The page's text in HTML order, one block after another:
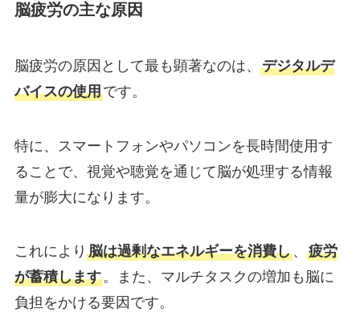
脳疲労の主な原因
脳疲労の原因として最も顕著なのは、 デジタルデ
バイスの使用です。
特に、スマートフォンやパソコンを長時間使用す
ることで、視覚や聴覚を通じて脳が処理する情報
量が膨大になります。
これにより 脳は過剰なエネルギーを消費し、 疲労
が蓄積します。また、マルチタスクの増加も脳に
負担をかける要因です。